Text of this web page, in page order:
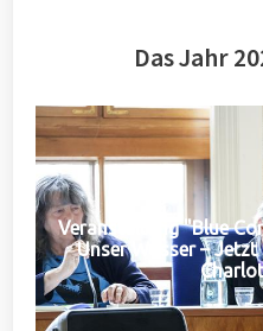
Das Jahr
Veranstaltung "Blue
Unser Wasser –